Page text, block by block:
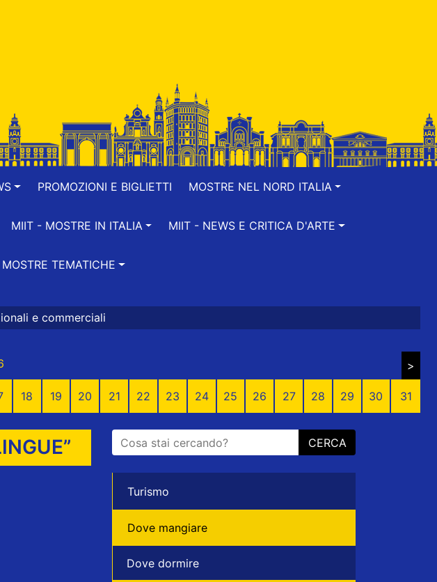
PROMOZIONI E BIGLIETTI MOSTRE NEL NORD ITALIA
MIIT - MOSTRE IN ITALIA MIIT - NEWS E CRITICA D'ARTE
MOSTRE TEMATICHE
>
18 19 20 21 22 23 24 25 26 27 28 29 30 31
CERCA
Turismo
Dove mangiare
Dove dormire